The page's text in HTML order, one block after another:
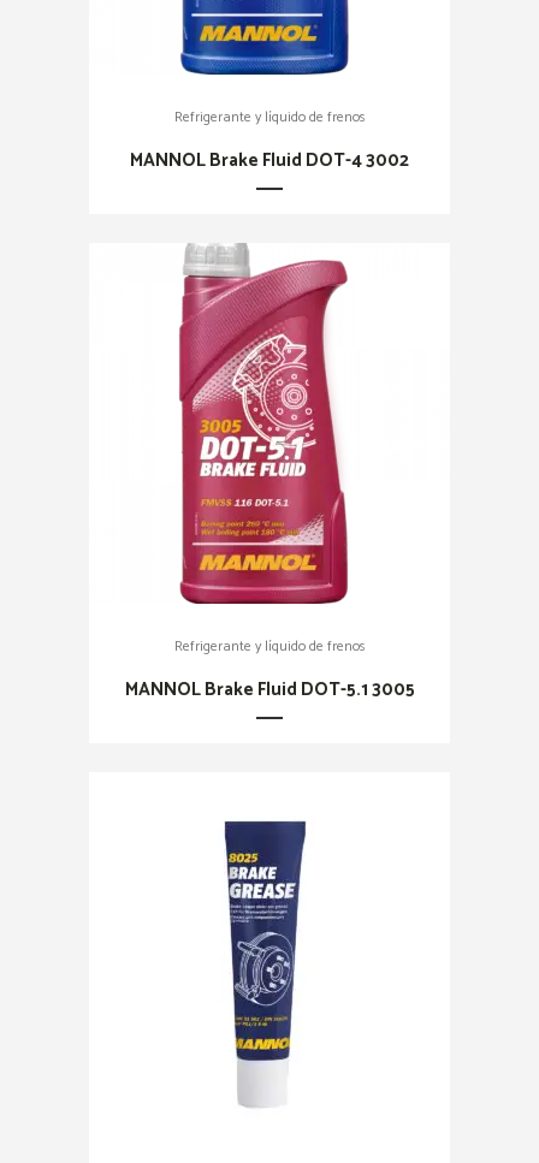
Refrigerante y líquido de frenos
MANNOL Brake Fluid DOT-4 3002
Refrigerante y líquido de frenos
MANNOL Brake Fluid DOT-5.1 3005